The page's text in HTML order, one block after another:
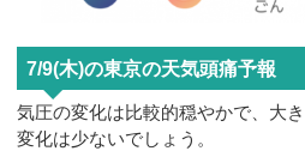
7/9(木)の東京の天気頭痛予報
気圧の変化は比較的穏やかで、大
変化は少ないでしょう。